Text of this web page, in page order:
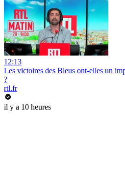
12:13
Les victoires des Bleus ont-elles un
?
rtl.fr
il y a 10 heures